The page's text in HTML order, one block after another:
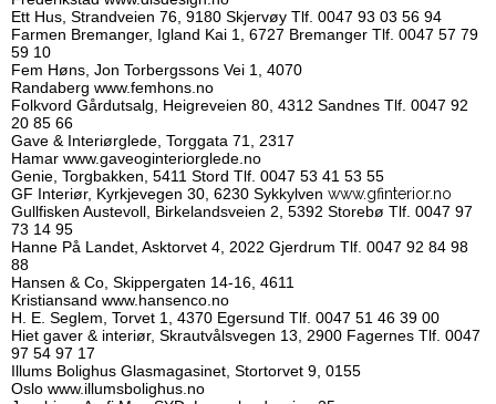
Ett Hus, Strandveien 76, 9180 Skjervøy Tlf. 0047 93 03 56 94
Farmen Bremanger, Igland Kai 1, 6727 Bremanger Tlf. 0047 57 79
59 10
Fem Høns, Jon Torbergssons Vei 1, 4070
Randaberg www.femhons.no
Folkvord Gårdutsalg, Heigreveien 80, 4312 Sandnes Tlf. 0047 92
20 85 66
Gave & Interiørglede, Torggata 71, 2317
Hamar www.gaveoginteriorglede.no
Genie, Torgbakken, 5411 Stord Tlf. 0047 53 41 53 55
GF Interiør, Kyrkjevegen 30, 6230 Sykkylven www.gfinterior.no
Gullfisken Austevoll, Birkelandsveien 2, 5392 Storebø Tlf. 0047 97
73 14 95
Hanne På Landet, Asktorvet 4, 2022 Gjerdrum Tlf. 0047 92 84 98
88
Hansen & Co, Skippergaten 14-16, 4611
Kristiansand www.hansenco.no
H. E. Seglem, Torvet 1, 4370 Egersund Tlf. 0047 51 46 39 00
Hiet gaver & interiør, Skrautvålsvegen 13, 2900 Fagernes Tlf. 0047
97 54 97 17
Illums Bolighus Glasmagasinet, Stortorvet 9, 0155
Oslo www.illumsbolighus.no